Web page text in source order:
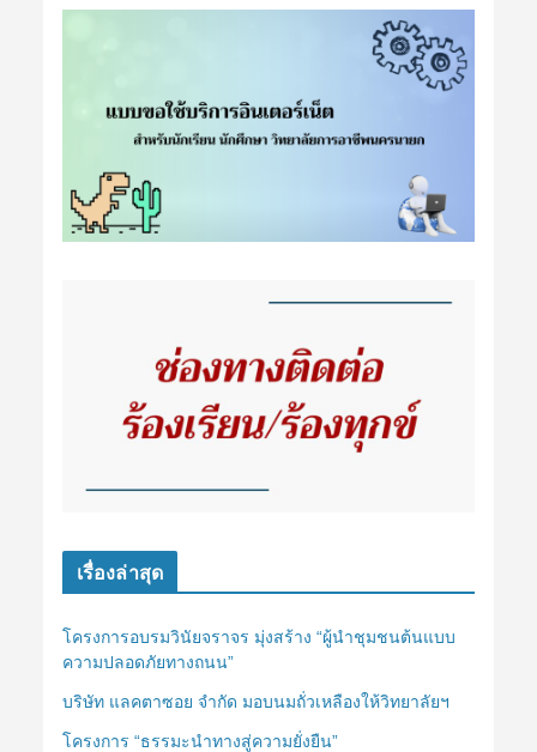
เรื่องล่าสุด
โครงการอบรมวินัยจราจร มุ่งสร้าง “ผู้นำชุมชนต้นแบบ
ความปลอดภัยทางถนน”
บริษัท แลคตาซอย จำกัด มอบนมถั่วเหลืองให้วิทยาลัยฯ
โครงการ “ธรรมะนำทางสู่ความยั่งยืน”